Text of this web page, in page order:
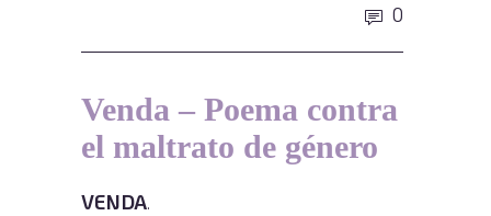
0
Venda – Poema contra
el maltrato de género
VENDA.